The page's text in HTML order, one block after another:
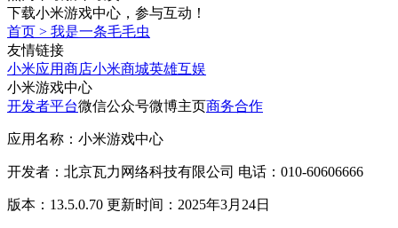
下载小米游戏中心，参与互动！
首页 > 我是一条毛毛虫
友情链接
小米应用商店小米商城英雄互娱
小米游戏中心
开发者平台微信公众号微博主页商务合作
应用名称：小米游戏中心
开发者：北京瓦力网络科技有限公司 电话：010-60606666
版本：13.5.0.70 更新时间：2025年3月24日